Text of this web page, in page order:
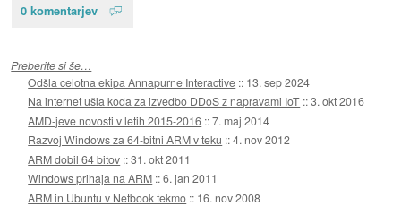
0 komentarjev
Preberite si še…
Odšla celotna ekipa Annapurne Interactive :: 13. sep 2024
Na internet ušla koda za izvedbo DDoS z napravami IoT ::3. okt 2016
AMD-jeve novosti v letih 2015-2016 ::7. maj 2014
Razvoj Windows za 64-bitni ARM v teku ::4. nov 2012
ARM dobil 64 bitov ::31. okt 2011
Windows prihaja na ARM ::6. jan 2011
ARM in Ubuntu v Netbook tekmo :: 16. nov 2008